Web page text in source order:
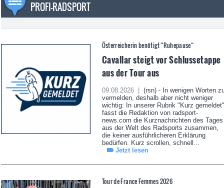
PROFI-RADSPORT
Österreicherin benötigt “Ruhepause“
Cavallar steigt vor Schlussetappe
aus der Tour aus
09.08.2026 |
(rsn) - In wenigen Worten
vermelden, deshalb aber nicht weniger
wichtig: In unserer Rubrik "Kurz gemeldet"
fasst die Redaktion von radsport-
news.com die Kurznachrichten des Tages
aus der Welt des Radsports zusammen,
die keiner ausführlicheren Erklärung
bedürfen. Kurz scrollen, schnell...
Jetzt lesen
Tour de France Femmes 2026